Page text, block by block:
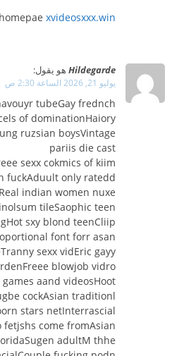
xvideosxxx.win
Hildegarde هو يقول:
يوليو 21, 2026 الساعة 2:30 ص
tubeGay frednch
of dominationHaiory
ruzsian boysVintage
pariis die cast
sexx cokmics of kiim
fuckAduult only ratedd
indian women nuxe
tileSaophic teen
sxy blond teenCliip
font forr asan
sexx vidEric gayy
blowjob vidro
aand videosHoot
cockAsian traditionl
stars netInterrascial
come fromAsian
adultM thhe